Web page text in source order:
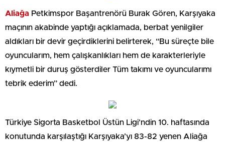
Aliağa Petkimspor Başantrenörü Burak Gören, Karşıyaka
maçının akabinde yaptığı açıklamada, berbat yenilgiler
aldıkları bir devir geçirdiklerini belirterek, “Bu süreçte bile
oyuncularım, hem çalışkanlıkları hem de karakterleriyle
kıymetli bir duruş gösterdiler Tüm takımı ve oyuncularımı
tebrik ederim” dedi.
Türkiye Sigorta Basketbol Üstün Ligi’ndin 10. haftasında
konutunda karşılaştığı Karşıyaka’yı 83-82 yenen Aliağa